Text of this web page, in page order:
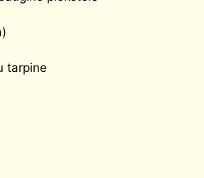
tarpine